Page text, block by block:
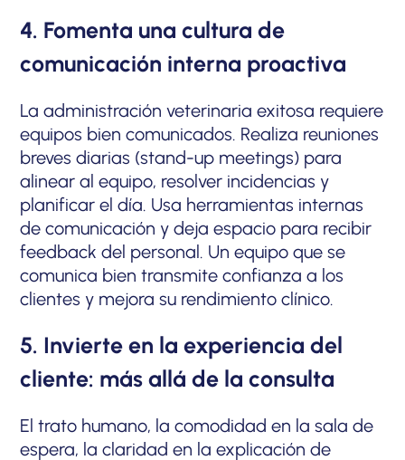
4. Fomenta una cultura de
comunicación interna proactiva
La administración veterinaria exitosa requiere
equipos bien comunicados. Realiza reuniones
breves diarias (stand-up meetings) para
alinear al equipo, resolver incidencias y
planificar el día. Usa herramientas internas
de comunicación y deja espacio para recibir
feedback del personal. Un equipo que se
comunica bien transmite confianza a los
clientes y mejora su rendimiento clínico.
5. Invierte en la experiencia del
cliente: más allá de la consulta
El trato humano, la comodidad en la sala de
espera, la claridad en la explicación de